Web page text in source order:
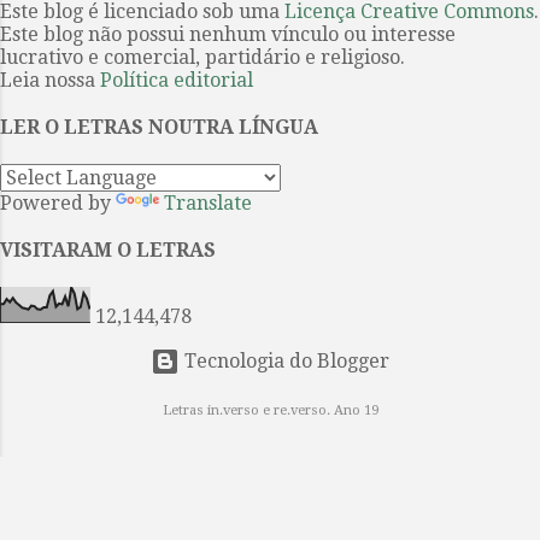
passado. Captam a história —
mítica, mitológica e fundacional —
por meio da sequência narrativa,
fórmulas que reiteram a posição e a
função de cada personagem e de
cada intercâmbio ritual. Aquiles é
“o de pés velozes”, Odisseu é
“ardiloso”. O primeiro é treinado
para a estratégia e a retórica.
Ambos lutam em ...
Este blog é licenciado sob uma Licença Creative Commons.
Este blog não possui nenhum vínculo ou interesse
lucrativo e comercial, partidário e religioso.
Leia nossa Política editorial
LER O LETRAS NOUTRA LÍNGUA
Powered by Translate
VISITARAM O LETRAS
12,144,478
Tecnologia do Blogger
Letras in.verso e re.verso. Ano 19